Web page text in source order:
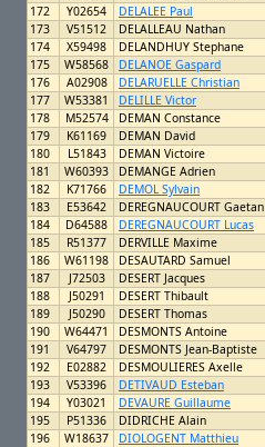
172
Y02654 DELALEE Paul
173
V51512 DELALLEAU Nathan
174
X59498 DELANDHUY Stephane
175
W58568 DELANOE Gaspard
176
A02908 DELARUELLE Christian
177
W53381 DELILLE Victor
178
M52574 DEMAN Constance
179
K61169 DEMAN David
180
L51843 DEMAN Victoire
181
W60393 DEMANGE Adrien
182
K71766 DEMOL Sylvain
183
E53642 DEREGNAUCOURT Gaetan
184
D64588 DEREGNAUCOURT Lucas
185
R51377 DERVILLE Maxime
186
W61198 DESAUTARD Samuel
187
J72503 DESERT Jacques
188
J50291 DESERT Thibault
189
J50290 DESERT Thomas
190
W64471 DESMONTS Antoine
191
V64797 DESMONTS Jean-Baptiste
192
E02882 DESMOULIERES Axelle
193
V53396 DETIVAUD Esteban
194
Y03021 DEVAURE Guillaume
195
P51336 DIDRICHE Alain
196
W18637 DIOLOGENT Matthieu